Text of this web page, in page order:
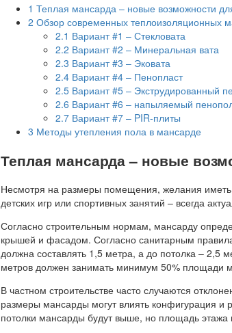
1 Теплая мансарда – новые возможности
2 Обзор современных теплоизоляционных
2.1 Вариант #1 – Стекловата
2.2 Вариант #2 – Минеральная вата
2.3 Вариант #3 – Эковата
2.4 Вариант #4 – Пенопласт
2.5 Вариант #5 – Экструдированный
2.6 Вариант #6 – напыляемый
2.7 Вариант #7 – PIR-плиты
3 Методы утепления пола в мансарде
Теплая мансарда – новые
Несмотря на размеры помещения, желания иметь
детских игр или спортивных занятий – всегда
Согласно строительным нормам, мансарду
крышей и фасадом. Согласно санитарным
должна составлять 1,5 метра, а до потолка – 2,5
метров должен занимать минимум 50% площади
В частном строительстве часто случаются
размеры мансарды могут влиять конфигурация
потолки мансарды будут выше, но площадь